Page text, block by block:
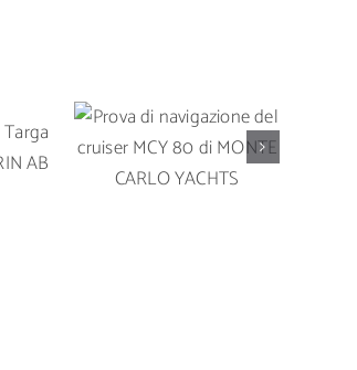
Prova di
navigazione del
cruiser MCY 80 di